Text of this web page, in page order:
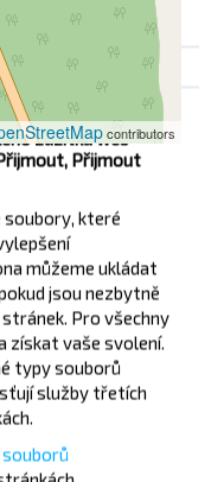
contributors
zážitku web
Přijmout
které
můžeme ukládat
jsou nezbytně
Pro všechny
získat vaše svolení.
typy souborů
služby třetích